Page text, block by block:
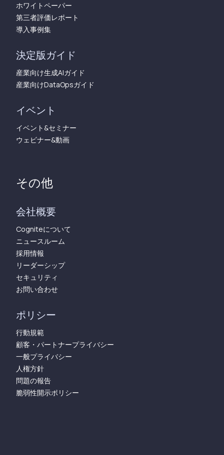
ホワイトペーパー
第三者評価レポート
導入事例集
決定版ガイド
産業向け生成AIガイド
産業向けDataOpsガイド
イベント
イベント&セミナー
ウェビナー&動画
その他
会社概要
Cogniteについて
ニュースルーム
採用情報
リーダーシップ
セキュリティ
お問い合わせ
ポリシー
行動規範
顧客・パートナープライバシー
一般プライバシー
人権方針
問題の報告
脆弱性開示ポリシー